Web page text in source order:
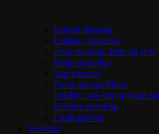
Izaberi zdravlje
Emisija Aktuelno
Žene na delu, žene na selu
Moja porodica
Top mozaik
Pravo na različitost
Oružje i sve što treba da
Riznica svetitelja
Ljudi govore
Kontakt